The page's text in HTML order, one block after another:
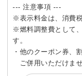
--- 注意事項 ---
※表示料金は、消費
※燃料調整費として
す。
・他のクーポン券、
ご併用いただけませ